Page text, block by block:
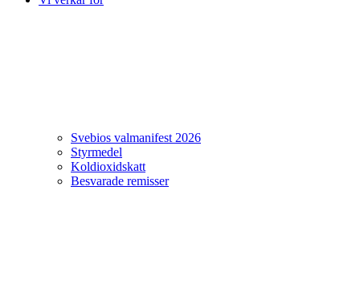
Svebios valmanifest 2026
Styrmedel
Koldioxidskatt
Besvarade remisser